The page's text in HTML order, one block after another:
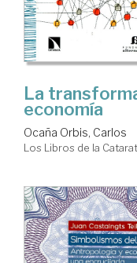
La
economía
Ocaña Orbis, Carlos
Los Libros de la